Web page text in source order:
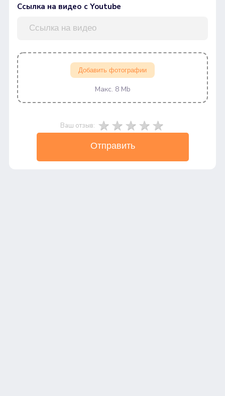
Ссылка на видео с Youtube
Добавить фотографии
Макс. 8 Mb
Ваш отзыв:
Отправить